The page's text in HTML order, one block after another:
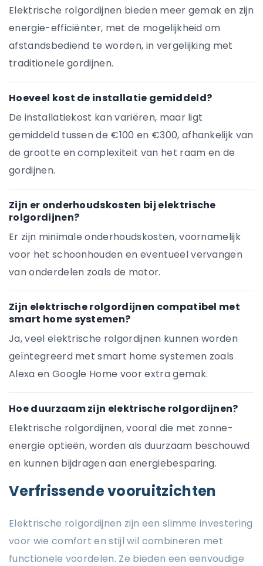
Elektrische rolgordijnen bieden meer gemak en zijn
energie-efficiënter, met de mogelijkheid om
afstandsbediend te worden, in vergelijking met
traditionele gordijnen.
Hoeveel kost de installatie gemiddeld?
De installatiekost kan variëren, maar ligt
gemiddeld tussen de €100 en €300, afhankelijk van
de grootte en complexiteit van het raam en de
gordijnen.
Zijn er onderhoudskosten bij elektrische
rolgordijnen?
Er zijn minimale onderhoudskosten, voornamelijk
voor het schoonhouden en eventueel vervangen
van onderdelen zoals de motor.
Zijn elektrische rolgordijnen compatibel met
smart home systemen?
Ja, veel elektrische rolgordijnen kunnen worden
geïntegreerd met smart home systemen zoals
Alexa en Google Home voor extra gemak.
Hoe duurzaam zijn elektrische rolgordijnen?
Elektrische rolgordijnen, vooral die met zonne-
energie optieën, worden als duurzaam beschouwd
en kunnen bijdragen aan energiebesparing.
Verfrissende vooruitzichten
Elektrische rolgordijnen zijn een slimme investering
voor wie comfort en stijl wil combineren met
functionele voordelen. Ze bieden een eenvoudige